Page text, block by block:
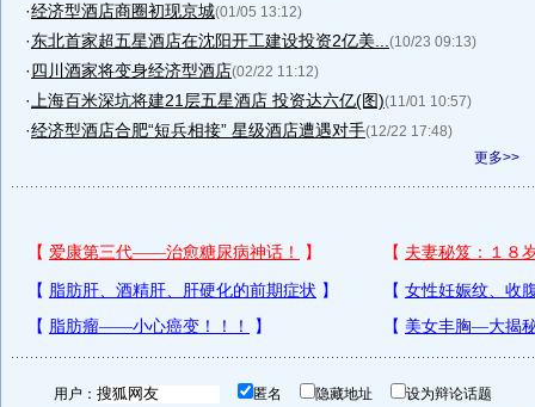
·经济型酒店商圈初现京城(01/05 13:12)
·东北首家超五星酒店在沈阳开工建设投资2亿美... (10/23 09:13)
·四川酒家将变身经济型酒店(02/22 11:12)
· 上海百米深坑将建21层五星酒店 投资达六亿(图)(11/01 10:57)
·经济型酒店合肥“短兵相接” 星级酒店遭遇对手(12/22 17:48)
更多>>
用户： 匿名 隐藏地址 设为辩论话题